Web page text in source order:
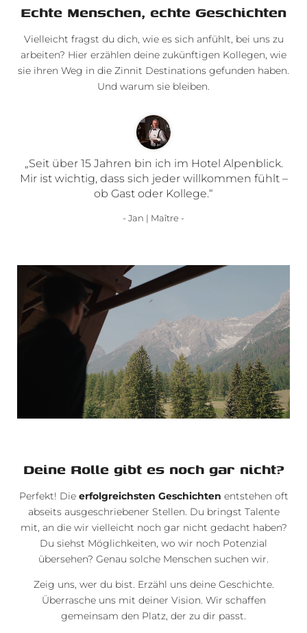
Echte Menschen, echte Geschichten
Vielleicht fragst du dich, wie es sich anfühlt, bei uns zu
arbeiten? Hier erzählen deine zukünftigen Kollegen, wie
sie ihren Weg in die Zinnit Destinations gefunden haben.
Und warum sie bleiben.
„Seit über 15 Jahren bin ich im Hotel Alpenblick.
Mir ist wichtig, dass sich jeder willkommen fühlt –
ob Gast oder Kollege.“
- Jan | Maître -
Deine Rolle gibt es noch gar nicht?
Perfekt! Die erfolgreichsten Geschichten entstehen oft
abseits ausgeschriebener Stellen. Du bringst Talente
mit, an die wir vielleicht noch gar nicht gedacht haben?
Du siehst Möglichkeiten, wo wir noch Potenzial
übersehen? Genau solche Menschen suchen wir.
Zeig uns, wer du bist. Erzähl uns deine Geschichte.
Überrasche uns mit deiner Vision. Wir schaffen
gemeinsam den Platz, der zu dir passt.